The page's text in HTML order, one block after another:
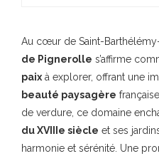
Au cœur de Saint-
de Pignerolle s’affirme
paix à explorer, offrant une
beauté paysagère
de verdure, ce domaine
du XVIIIe siècle et ses
harmonie et sérénité. Une